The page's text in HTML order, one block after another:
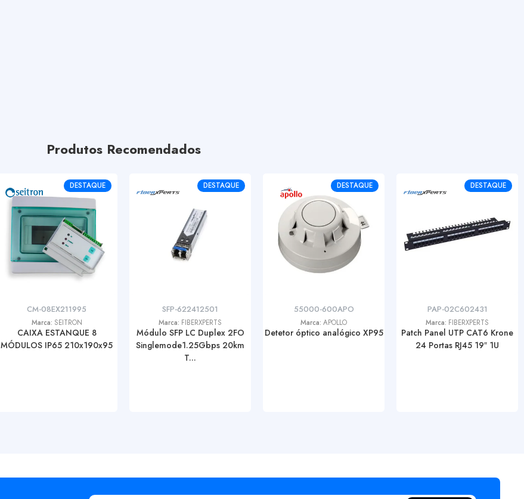
Produtos Recomendados
DESTAQUE
CM-08EX211995
Marca: SEITRON
CAIXA ESTANQUE 8
MÓDULOS IP65 210x190x95
DESTAQUE
SFP-622412501
Marca: FIBERXPERTS
Módulo SFP LC Duplex 2FO
Singlemode1.25Gbps 20km
T...
DESTAQUE
55000-600APO
Marca: APOLLO
Detetor óptico analógico XP95
DESTAQUE
PAP-02C602431
Marca: FIBERXPERTS
Patch Panel UTP CAT6 Krone
24 Portas RJ45 19″ 1U